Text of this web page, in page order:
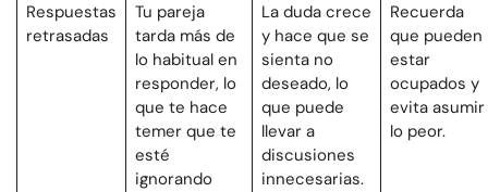
Respuestas
retrasadas
Tu pareja
tarda más de
lo habitual en
responder, lo
que te hace
temer que te
esté
ignorando
La duda crece
y hace que se
sienta no
deseado, lo
que puede
llevar a
discusiones
innecesarias.
Recuerda
que pueden
estar
ocupados y
evita asumir
lo peor.